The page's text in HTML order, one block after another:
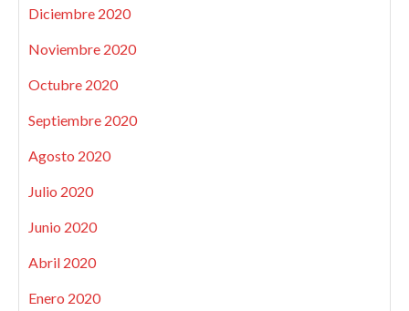
Diciembre 2020
Noviembre 2020
Octubre 2020
Septiembre 2020
Agosto 2020
Julio 2020
Junio 2020
Abril 2020
Enero 2020